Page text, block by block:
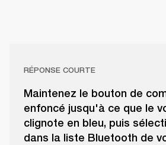
RÉPONSE COURTE
Maintenez le bouton de
enfoncé jusqu'à ce que le
clignote en bleu, puis
dans la liste Bluetooth de